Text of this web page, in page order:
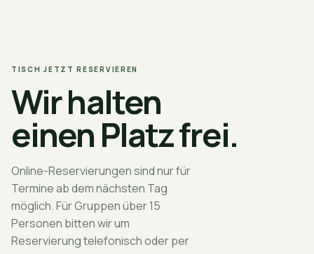
TISCH JETZT RESERVIEREN
Wir halten
einen Platz frei.
Online-Reservierungen sind nur für
Termine ab dem nächsten Tag
möglich. Für Gruppen über 15
Personen bitten wir um
Reservierung telefonisch oder per